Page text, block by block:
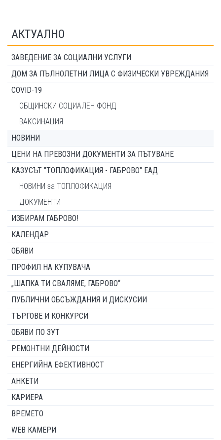
АКТУАЛНО
ЗАВЕДЕНИЕ ЗА СОЦИАЛНИ УСЛУГИ
ДОМ ЗА ПЪЛНОЛЕТНИ ЛИЦА С ФИЗИЧЕСКИ УВРЕЖДАНИЯ
COVID-19
ОБЩИНСКИ СОЦИАЛЕН ФОНД
ВАКСИНАЦИЯ
НОВИНИ
ЦЕНИ НА ПРЕВОЗНИ ДОКУМЕНТИ ЗА ПЪТУВАНЕ
КАЗУСЪТ "ТОПЛОФИКАЦИЯ - ГАБРОВО" ЕАД
НОВИНИ за ТОПЛОФИКАЦИЯ
ДОКУМЕНТИ
ИЗБИРАМ ГАБРОВО!
КАЛЕНДАР
ОБЯВИ
ПРОФИЛ НА КУПУВАЧА
„ШАПКА ТИ СВАЛЯМЕ, ГАБРОВО“
ПУБЛИЧНИ ОБСЪЖДАНИЯ И ДИСКУСИИ
ТЪРГОВЕ И КОНКУРСИ
ОБЯВИ ПО ЗУТ
РЕМОНТНИ ДЕЙНОСТИ
ЕНЕРГИЙНА ЕФЕКТИВНОСТ
АНКЕТИ
КАРИЕРА
ВРЕМЕТО
WEB КАМЕРИ